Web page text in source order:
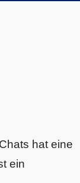
hat eine
ein